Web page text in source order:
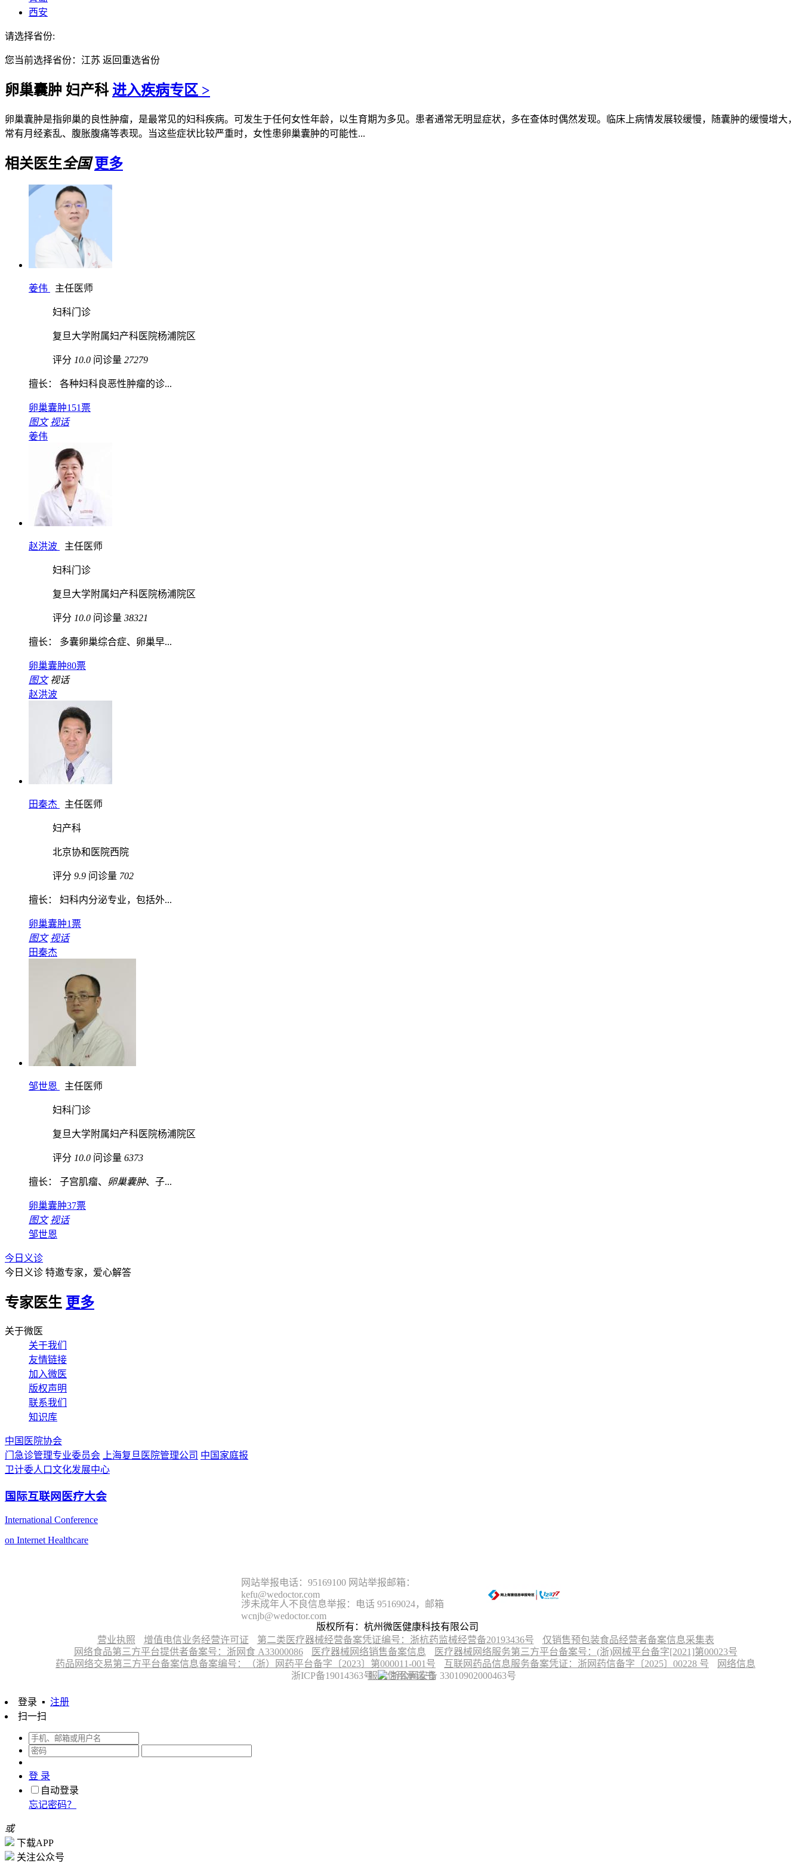
西安
请选择省份:
您当前选择省份： 江苏 返回重选省份
卵巢囊肿 妇产科 进入疾病专区 >
卵巢囊肿是指卵巢的良性肿瘤，是最常见的妇科疾病。可发生于任何女性年龄，以生育期为多见。患者通常无明显症状，多在查体时偶然发现。临床上病情发展较缓慢，随囊肿的缓慢增大，
常有月经紊乱、腹胀腹痛等表现。当这些症状比较严重时，女性患卵巢囊肿的可能性...
相关医生全国 更多
姜伟 主任医师
妇科门诊
复旦大学附属妇产科医院杨浦院区
评分 10.0 问诊量 27279
擅长： 各种妇科良恶性肿瘤的诊...
卵巢囊肿151票
图文 视话
姜伟
赵洪波 主任医师
妇科门诊
复旦大学附属妇产科医院杨浦院区
评分 10.0 问诊量 38321
擅长： 多囊卵巢综合症、卵巢早...
卵巢囊肿80票
图文 视话
赵洪波
田秦杰 主任医师
妇产科
北京协和医院西院
评分 9.9 问诊量 702
擅长： 妇科内分泌专业，包括外...
卵巢囊肿1票
图文 视话
田秦杰
邹世恩 主任医师
妇科门诊
复旦大学附属妇产科医院杨浦院区
评分 10.0 问诊量 6373
擅长： 子宫肌瘤、 卵巢囊肿、子...
卵巢囊肿37票
图文 视话
邹世恩
今日义诊
今日义诊 特邀专家，爱心解答
专家医生 更多
关于微医
关于我们
友情链接
加入微医
版权声明
联系我们
知识库
中国医院协会
门急诊管理专业委员会 上海复旦医院管理公司 中国家庭报
卫计委人口文化发展中心
国际互联网医疗大会
International Conference
on Internet Healthcare
网站举报电话：95169100 网站举报邮箱：
kefu@wedoctor.com
涉未成年人不良信息举报：电话 95169024，邮箱
wcnjb@wedoctor.com
版权所有：杭州微医健康科技有限公司
营业执照
增值电信业务经营许可证 第二类医疗器械经营备案凭证编号：浙杭药监械经营备20193436号
仅销售预包装食品经营者备案信息采集表
网络食品第三方平台提供者备案号：浙网食 A33000086
医疗器械网络销售备案信息
医疗器械网络服务第三方平台备案号：(浙)网械平台备字[2021]第00023号
药品网络交易第三方平台备案信息备案编号：（浙）网药平台备字〔2023〕第000011-001号
互联网药品信息服务备案凭证：浙网药信备字〔2025〕00228 号
网络信息
服务信用承诺书
浙ICP备19014363号 浙公网安备 33010902000463号
登录 ▪ 注册
扫一扫
登 录
自动登录
忘记密码？
或
下载APP
关注公众号